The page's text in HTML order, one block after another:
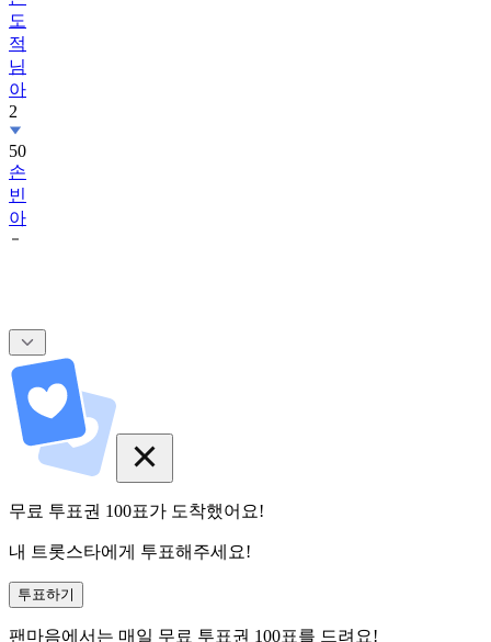
도
적
님
아
2
50
손
빈
아
무료 투표권 100표가 도착했어요!
내 트롯스타에게 투표해주세요!
투표하기
팬마음에서는 매일 무료 투표권 100표를 드려요!